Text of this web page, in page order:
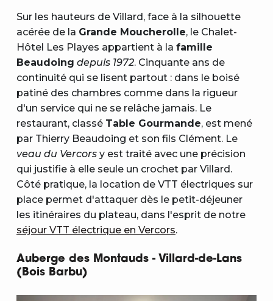
Sur les hauteurs de Villard, face à la silhouette
acérée de la Grande Moucherolle, le Chalet-
Hôtel Les Playes appartient à la famille
Beaudoing depuis 1972. Cinquante ans de
continuité qui se lisent partout : dans le boisé
patiné des chambres comme dans la rigueur
d'un service qui ne se relâche jamais. Le
restaurant, classé Table Gourmande, est mené
par Thierry Beaudoing et son fils Clément. Le
veau du Vercors y est traité avec une précision
qui justifie à elle seule un crochet par Villard.
Côté pratique, la location de VTT électriques sur
place permet d'attaquer dès le petit-déjeuner
les itinéraires du plateau, dans l'esprit de notre
séjour VTT électrique en Vercors.
Auberge des Montauds - Villard-de-Lans
(Bois Barbu)